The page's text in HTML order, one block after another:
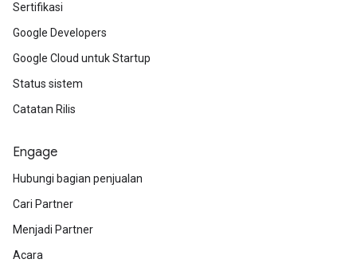
Sertifikasi
Google Developers
Google Cloud untuk Startup
Status sistem
Catatan Rilis
Engage
Hubungi bagian penjualan
Cari Partner
Menjadi Partner
Acara